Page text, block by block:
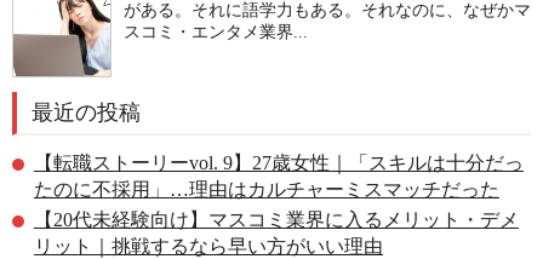
がある。それに語学力もある。それなのに、なぜかマ
スコミ・エンタメ業界...
最近の投稿
【転職ストーリーvol. 9】27歳女性｜「スキルは十分だっ
たのに不採用」…理由はカルチャーミスマッチだった
【20代未経験向け】マスコミ業界に入るメリット・デメ
リット｜挑戦するなら早い方がいい理由